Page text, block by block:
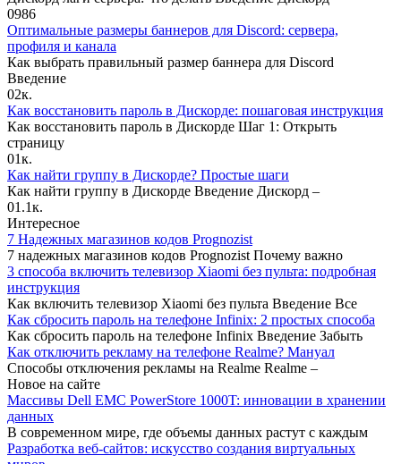
0986
Оптимальные размеры баннеров для Discord: сервера,
профиля и канала
Как выбрать правильный размер баннера для Discord
Введение
02к.
Как восстановить пароль в Дискорде: пошаговая инструкция
Как восстановить пароль в Дискорде Шаг 1: Открыть
страницу
01к.
Как найти группу в Дискорде? Простые шаги
Как найти группу в Дискорде Введение Дискорд –
01.1к.
Интересное
7 Надежных магазинов кодов Prognozist
7 надежных магазинов кодов Prognozist Почему важно
3 способа включить телевизор Xiaomi без пульта: подробная
инструкция
Как включить телевизор Xiaomi без пульта Введение Все
Как сбросить пароль на телефоне Infinix: 2 простых способа
Как сбросить пароль на телефоне Infinix Введение Забыть
Как отключить рекламу на телефоне Realme? Мануал
Способы отключения рекламы на Realme Realme –
Новое на сайте
Массивы Dell EMC PowerStore 1000T: инновации в хранении
данных
В современном мире, где объемы данных растут с каждым
Разработка веб-сайтов: искусство создания виртуальных